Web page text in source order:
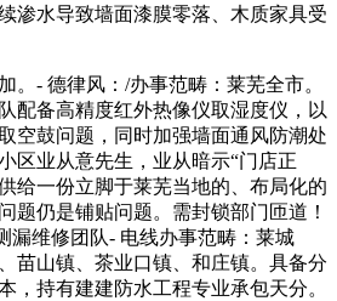
渗水导致墙面漆膜零落、木质家具受
- 德律风：/办事范畴：莱芜全市。
配备高精度红外热像仪取湿度仪，以
空鼓问题，同时加强墙面通风防潮处
区业从意先生，业从暗示“门店正
给一份立脚于莱芜当地的、布局化的
题仍是铺贴问题。需封锁部门匝道！
漏维修团队- 电线办事范畴：莱城
苗山镇、茶业口镇、和庄镇。具备分
，持有建建防水工程专业承包天分。